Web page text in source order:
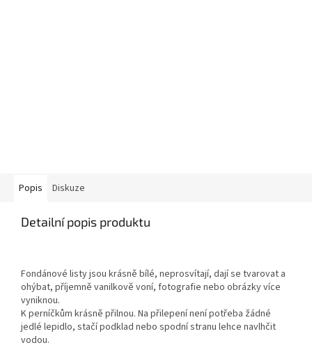
Popis Diskuze
Detailní popis produktu
Fondánové listy jsou krásně bílé, neprosvítají, dají se tvarovat a
ohýbat, příjemně vanilkově voní, fotografie nebo obrázky více
vyniknou.
K perníčkům krásně přilnou. Na přilepení není potřeba žádné
jedlé lepidlo, stačí podklad nebo spodní stranu lehce navlhčit
vodou.